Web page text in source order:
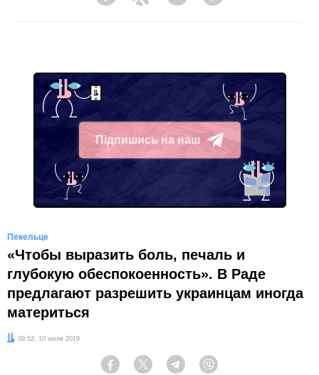
Підпишись на наш
Telegram
Пекельце
«Чтобы выразить боль, печаль и
глубокую обеспокоенность». В Раде
предлагают разрешить украинцам иногда
материться
Дата:09:52, 10 июля 2019
Facebook Twitter Telegram